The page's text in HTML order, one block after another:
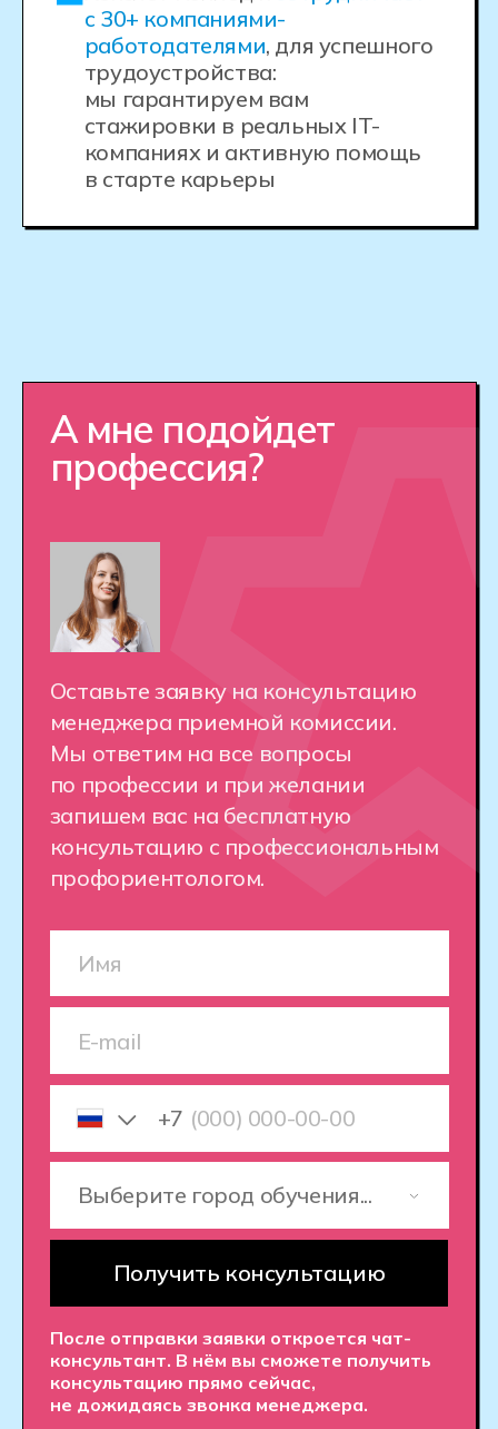
обучения
Выберите тот класс, за который у вас
есть аттестат об окончании школы.
На базе 9 классов
Дистанционная
форма
Если вы живёте в другом
городе или стране
Совмещать с работой
сложно – обучение занимает
обучения 3 года и 10
месяцев
с очной группой
Коммуникация с куратором
в формате онлайн
от 200 ₽ / месяц
по программе господдержки
или от 17 000 ₽ / месяц
при оплате собственными
средствами